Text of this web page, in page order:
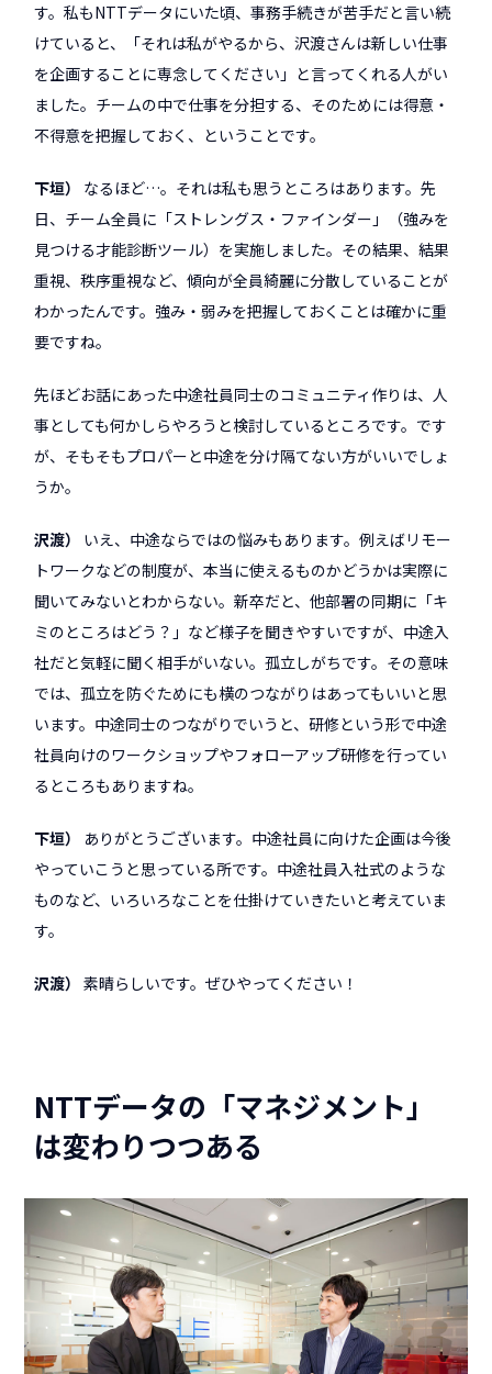
す。私もNTTデータにいた頃、事務手続きが苦手だと言い続
けていると、「それは私がやるから、沢渡さんは新しい仕事
を企画することに専念してください」と言ってくれる人がい
ました。チームの中で仕事を分担する、そのためには得意・
不得意を把握しておく、ということです。
下垣
なるほど…。それは私も思うところはあります。先
日、チーム全員に「ストレングス・ファインダー」（強みを
見つける才能診断ツール）を実施しました。その結果、結果
重視、秩序重視など、傾向が全員綺麗に分散していることが
わかったんです。強み・弱みを把握しておくことは確かに重
要ですね。
先ほどお話にあった中途社員同士のコミュニティ作りは、人
事としても何かしらやろうと検討しているところです。です
が、そもそもプロパーと中途を分け隔てない方がいいでしょ
うか。
沢渡
いえ、中途ならではの悩みもあります。例えばリモー
トワークなどの制度が、本当に使えるものかどうかは実際に
聞いてみないとわからない。新卒だと、他部署の同期に「キ
ミのところはどう？」など様子を聞きやすいですが、中途入
社だと気軽に聞く相手がいない。孤立しがちです。その意味
では、孤立を防ぐためにも横のつながりはあってもいいと思
います。中途同士のつながりでいうと、研修という形で中途
社員向けのワークショップやフォローアップ研修を行ってい
るところもありますね。
下垣
ありがとうございます。中途社員に向けた企画は今後
やっていこうと思っている所です。中途社員入社式のような
ものなど、いろいろなことを仕掛けていきたいと考えていま
す。
沢渡 素晴らしいです。ぜひやってください！
NTTデータの「マネジメント」
は変わりつつある